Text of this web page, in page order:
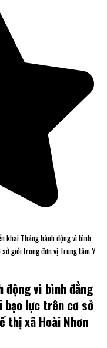
khai Tháng hành động vì bình
giới trong đơn vị Trung tâm Y
động vì bình đẳng
bạo lực trên cơ sở
thị xã Hoài Nhơn